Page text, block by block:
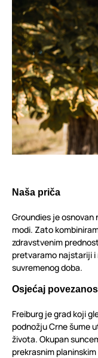
Naša priča
Groundies je
modi. Zato
zdravstvenim
pretvaramo najstariji
suvremenog doba.
Osjećaj
Freiburg je grad koji
podnožju Crne šume
života. Okupan
prekrasnim